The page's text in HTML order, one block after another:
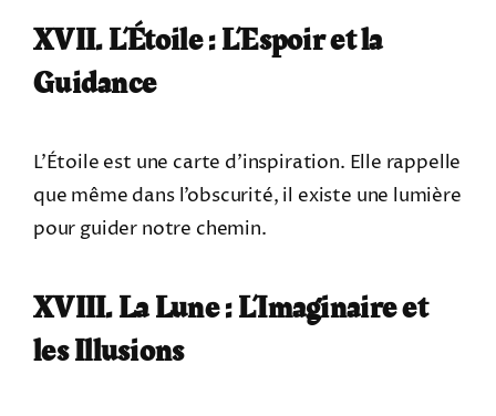
XVII. L’Étoile : L’Espoir et la
Guidance
L’Étoile est une carte d’inspiration. Elle rappelle
que même dans l’obscurité, il existe une lumière
pour guider notre chemin.
XVIII. La Lune : L’Imaginaire et
les Illusions